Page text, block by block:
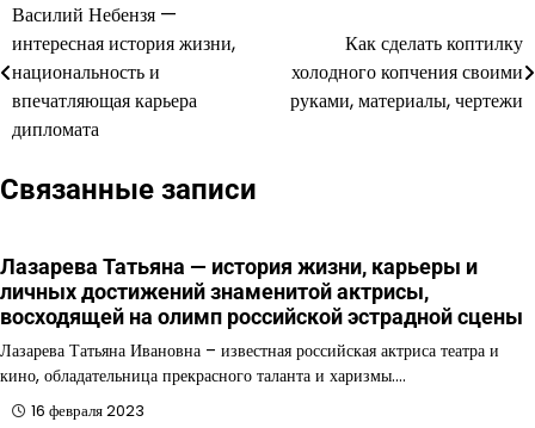
Навигация
по
записям
Василий Небензя —
интересная история жизни,
национальность и
впечатляющая карьера
дипломата
Как сделать коптилку
холодного копчения своими
руками, материалы, чертежи
Связанные записи
Лазарева Татьяна — история жизни, карьеры и
личных достижений знаменитой актрисы,
восходящей на олимп российской эстрадной сцены
Лазарева Татьяна Ивановна – известная российская актриса театра и
кино, обладательница прекрасного таланта и харизмы.…
16 февраля 2023